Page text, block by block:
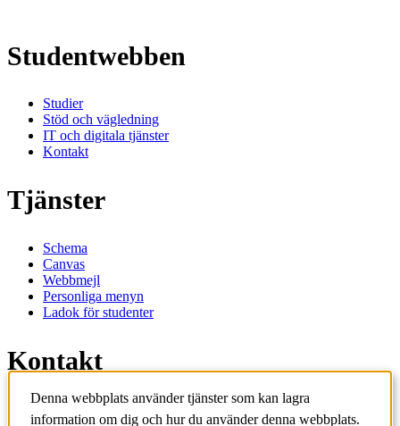
Studentwebben
Studier
Stöd och vägledning
IT och digitala tjänster
Kontakt
Tjänster
Schema
Canvas
Webbmejl
Personliga menyn
Ladok för studenter
Kontakt
Kontakta utbildningsprogram
Denna webbplats använder tjänster som kan lagra
information om dig och hur du använder denna webbplats.